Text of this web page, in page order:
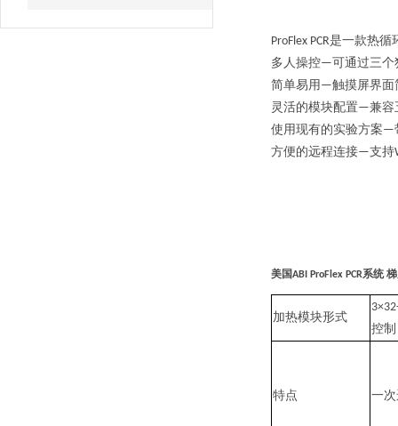
ProFlex PCR是一款热循
多人操控—可通过三个
简单易用 —触摸屏界面
灵活的模块配置—兼容
使用现有的实验方案—
方便的远程连接—支持
美国ABI ProFlex PCR系统
加热模块形式
控制
特点 一